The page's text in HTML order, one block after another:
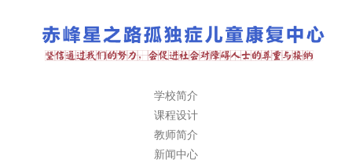
学校简介
课程设计
教师简介
新闻中心